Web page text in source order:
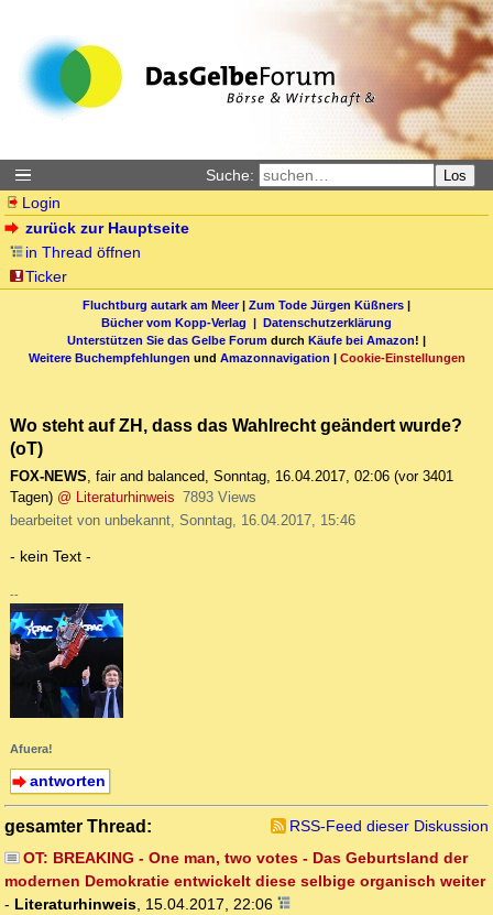
Suche: Los
Login
zurück zur Hauptseite
in Thread öffnen
Ticker
Fluchtburg autark am Meer| Zum Tode Jürgen Küßners |
Bücher vom Kopp-Verlag | Datenschutzerklärung
Unterstützen Sie das Gelbe Forum durch Käufe bei Amazon! |
Weitere Buchempfehlungen und Amazonnavigation | Cookie-Einstellungen
Wo steht auf ZH, dass das Wahlrecht geändert wurde?
(oT)
FOX-NEWS, fair and balanced, Sonntag, 16.04.2017, 02:06 (vor 3401
Tagen) @ Literaturhinweis 7893 Views
bearbeitet von unbekannt, Sonntag, 16.04.2017, 15:46
- kein Text -
--
Afuera!
antworten
gesamter Thread:
RSS-Feed dieser Diskussion
OT: BREAKING - One man, two votes - Das Geburtsland der
modernen Demokratie entwickelt diese selbige organisch weiter
- Literaturhinweis 15.04.2017, 22:06